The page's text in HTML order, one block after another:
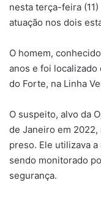
nesta terça-feira
atuação nos dois
O homem,
anos e foi localizado
do Forte, na Linha
O suspeito, alvo da
de Janeiro em
preso. Ele utilizava
sendo monitorado
segurança.